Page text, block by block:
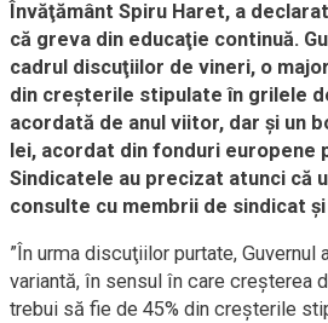
Învăţământ Spiru Haret, a
că greva din educaţie continuă.
cadrul discuţiilor de vineri, o
din creşterile stipulate în grilele
acordată de anul viitor, dar şi un
lei, acordat din fonduri europene
Sindicatele au precizat atunci că
consulte cu membrii de sindicat
”În urma discuţiilor purtate, Guvernul
variantă, în sensul în care creşterea
trebui să fie de 45% din creşterile